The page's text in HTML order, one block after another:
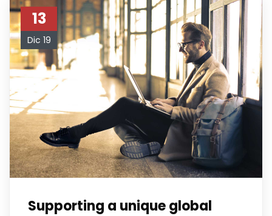
13
Dic 19
Supporting a unique global